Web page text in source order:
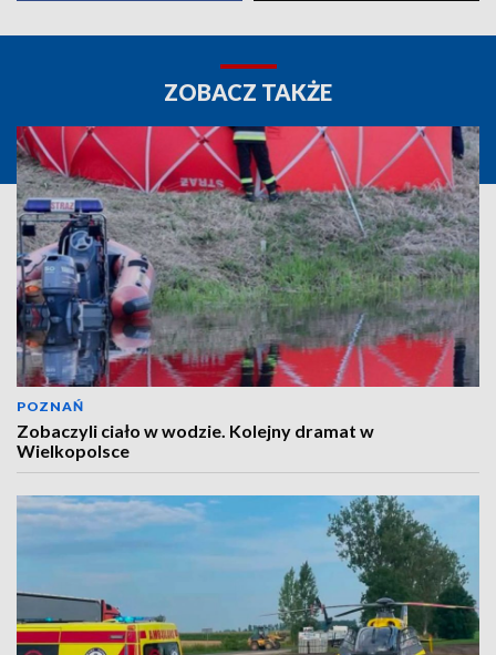
ZOBACZ TAKŻE
POZNAŃ
Zobaczyli ciało w wodzie. Kolejny dramat w
Wielkopolsce